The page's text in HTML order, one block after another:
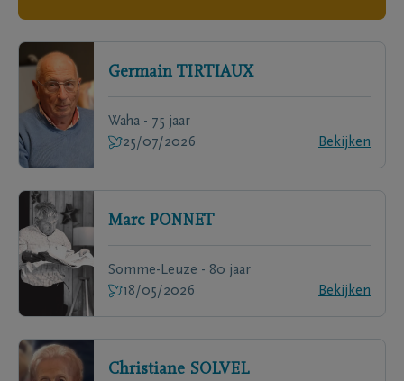
Germain TIRTIAUX
Waha - 75 jaar
25/07/2026
Bekijken
Marc PONNET
Somme-Leuze - 80 jaar
18/05/2026
Bekijken
Christiane SOLVEL